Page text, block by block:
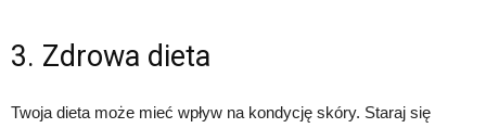
3. Zdrowa dieta
Twoja dieta może mieć wpływ na kondycję skóry. Staraj się